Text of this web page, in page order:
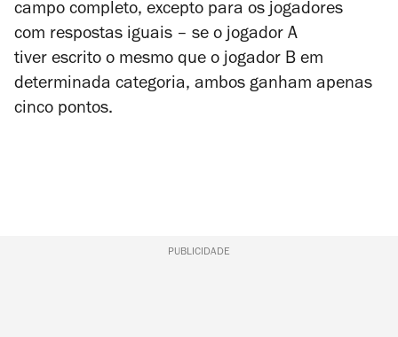
campo completo, excepto para os jogadores
com respostas iguais – se o jogador A
tiver escrito o mesmo que o jogador B em
determinada categoria, ambos ganham apenas
cinco pontos.
PUBLICIDADE